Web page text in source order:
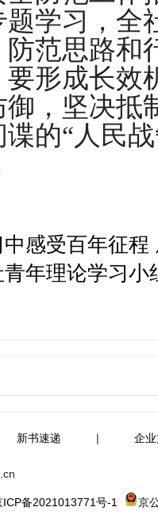
学习，全
范思路和
形成长效
，坚决抵
谍的“人民
中感受百年征
年理论学习
新书速递 | 企
ICP备2021013771号-1 京